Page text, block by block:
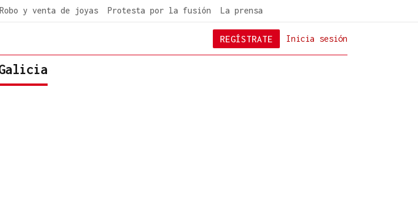
Robo y venta de joyas Protesta por la fusión La prensa
Inicia sesión
REGÍSTRATE